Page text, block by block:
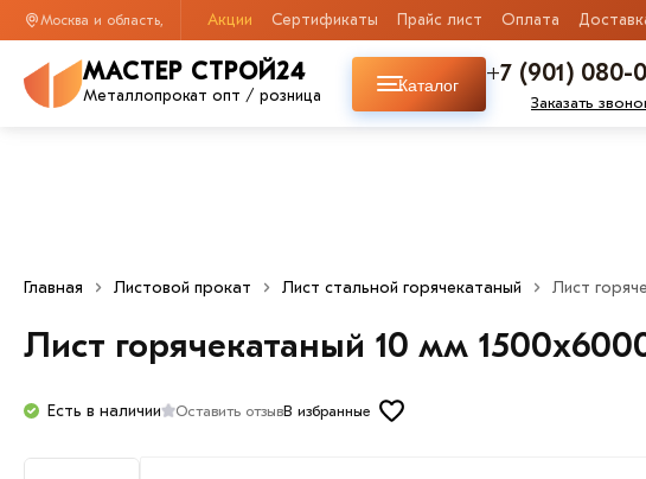
Москва и область, Акции Сертификаты Прайс лист Оплата
МАСТЕР СТРОЙ24
Металлопрокат опт / розница Каталог +7 (901) 080-
Заказать
Главная Листовой прокат Лист стальной горячекатаный Лист
Лист горячекатаный 10 мм
Есть в наличии Оставить отзывВ избранные